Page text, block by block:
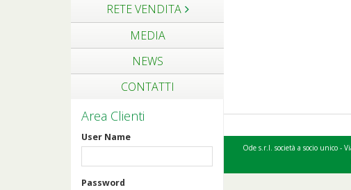
RETE VENDITA
MEDIA
NEWS
CONTATTI
Area Clienti
User Name
Password
Ode s.r.l. società a socio unico -